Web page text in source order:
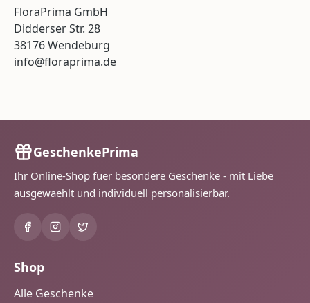
FloraPrima GmbH
Didderser Str. 28
38176 Wendeburg
info@floraprima.de
GeschenkePrima
Ihr Online-Shop fuer besondere Geschenke - mit Liebe
ausgewaehlt und individuell personalisierbar.
Shop
Alle Geschenke